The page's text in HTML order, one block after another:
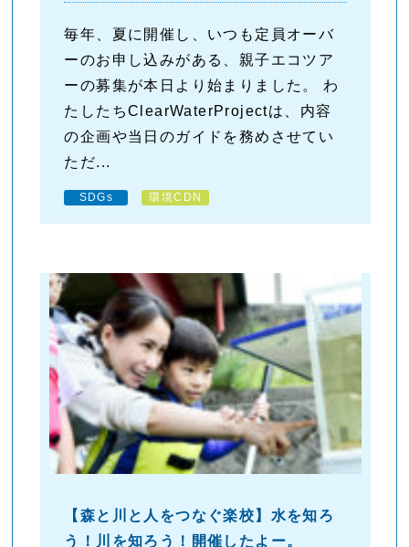
毎年、夏に開催し、いつも定員オーバ
ーのお申し込みがある、親子エコツア
ーの募集が本日より始まりました。 わ
たしたちClearWaterProjectは、内容
の企画や当日のガイドを務めさせてい
ただ...
SDGs 環境CDN
【森と川と人をつなぐ楽校】水を知ろ
う！川を知ろう！開催したよー。